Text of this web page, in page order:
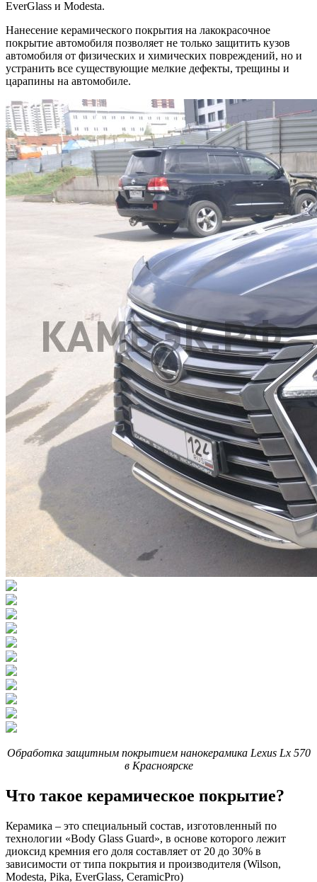
EverGlass и Modesta.
Нанесение керамического покрытия на лакокрасочное
покрытие автомобиля позволяет не только защитить кузов
автомобиля от физических и химических повреждений, но и
устранить все существующие мелкие дефекты, трещины и
царапины на автомобиле.
Обработка защитным покрытием нанокерамика Lexus Lx 570
в Красноярске
Что такое керамическое покрытие?
Керамика – это специальный состав, изготовленный по
технологии «Body Glass Guard», в основе которого лежит
диоксид кремния его доля составляет от 20 до 30% в
зависимости от типа покрытия и производителя (Wilson,
Modesta, Pika, EverGlass, CeramicPro)